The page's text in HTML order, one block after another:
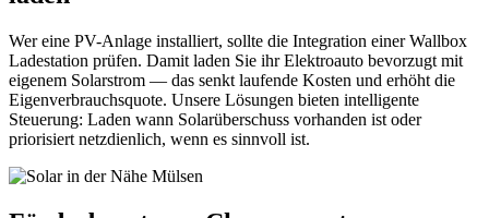
Wer eine PV-Anlage installiert, sollte die Integration einer Wallbox
Ladestation prüfen. Damit laden Sie ihr Elektroauto bevorzugt mit
eigenem Solarstrom — das senkt laufende Kosten und erhöht die
Eigenverbrauchsquote. Unsere Lösungen bieten intelligente
Steuerung: Laden wann Solarüberschuss vorhanden ist oder
priorisiert netzdienlich, wenn es sinnvoll ist.